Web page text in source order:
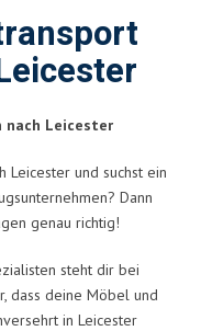
nach Leicester
Leicester und suchst ein
Dann
genau richtig!
steht dir bei
dass deine Möbel und
in Leicester